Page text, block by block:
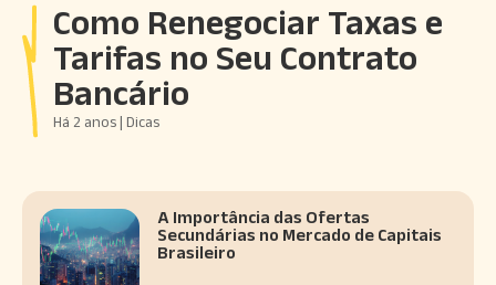
Como Renegociar Taxas e
Tarifas no Seu Contrato
Bancário
Há 2 anos | Dicas
A Importância das Ofertas
Secundárias no Mercado de Capitais
Brasileiro